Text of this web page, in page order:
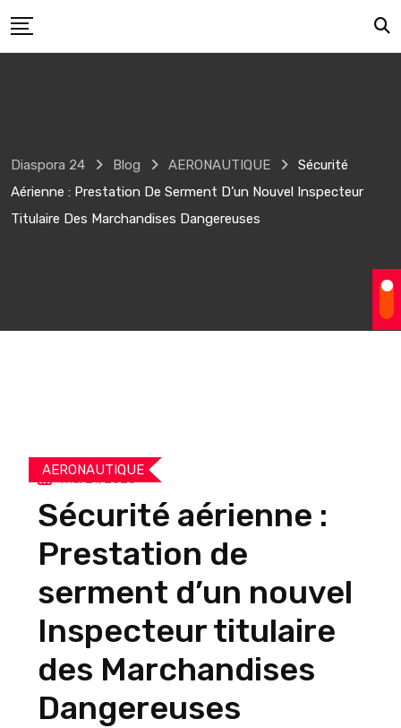
to
Diaspora 24 Blog AERONAUTIQUE
Sécurité
Aérienne : Prestation De Serment D’un Nouvel Inspecteur
Titulaire Des Marchandises Dangereuses
AERONAUTIQUE
mai 21, 2025
Sécurité aérienne :
Prestation de
serment d’un nouvel
Inspecteur titulaire
des Marchandises
Dangereuses